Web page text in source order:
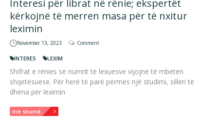
Interesi për librat në rënie; ekspertët
kërkojnë të merren masa për të nxitur
leximin
November 13, 2023 Comment
INTERES LEXIM
Shifrat e rënies së numrit të lexuesve vijojnë të mbeten
shqetësuese. Për herë të parë përmes një studimi, sillen të
dhëna për leximin
më shumë...